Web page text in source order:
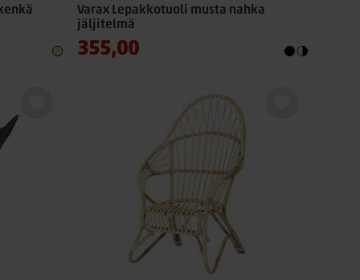
Varax Lepakkotuoli musta nahka
jäljitelmä
355,00